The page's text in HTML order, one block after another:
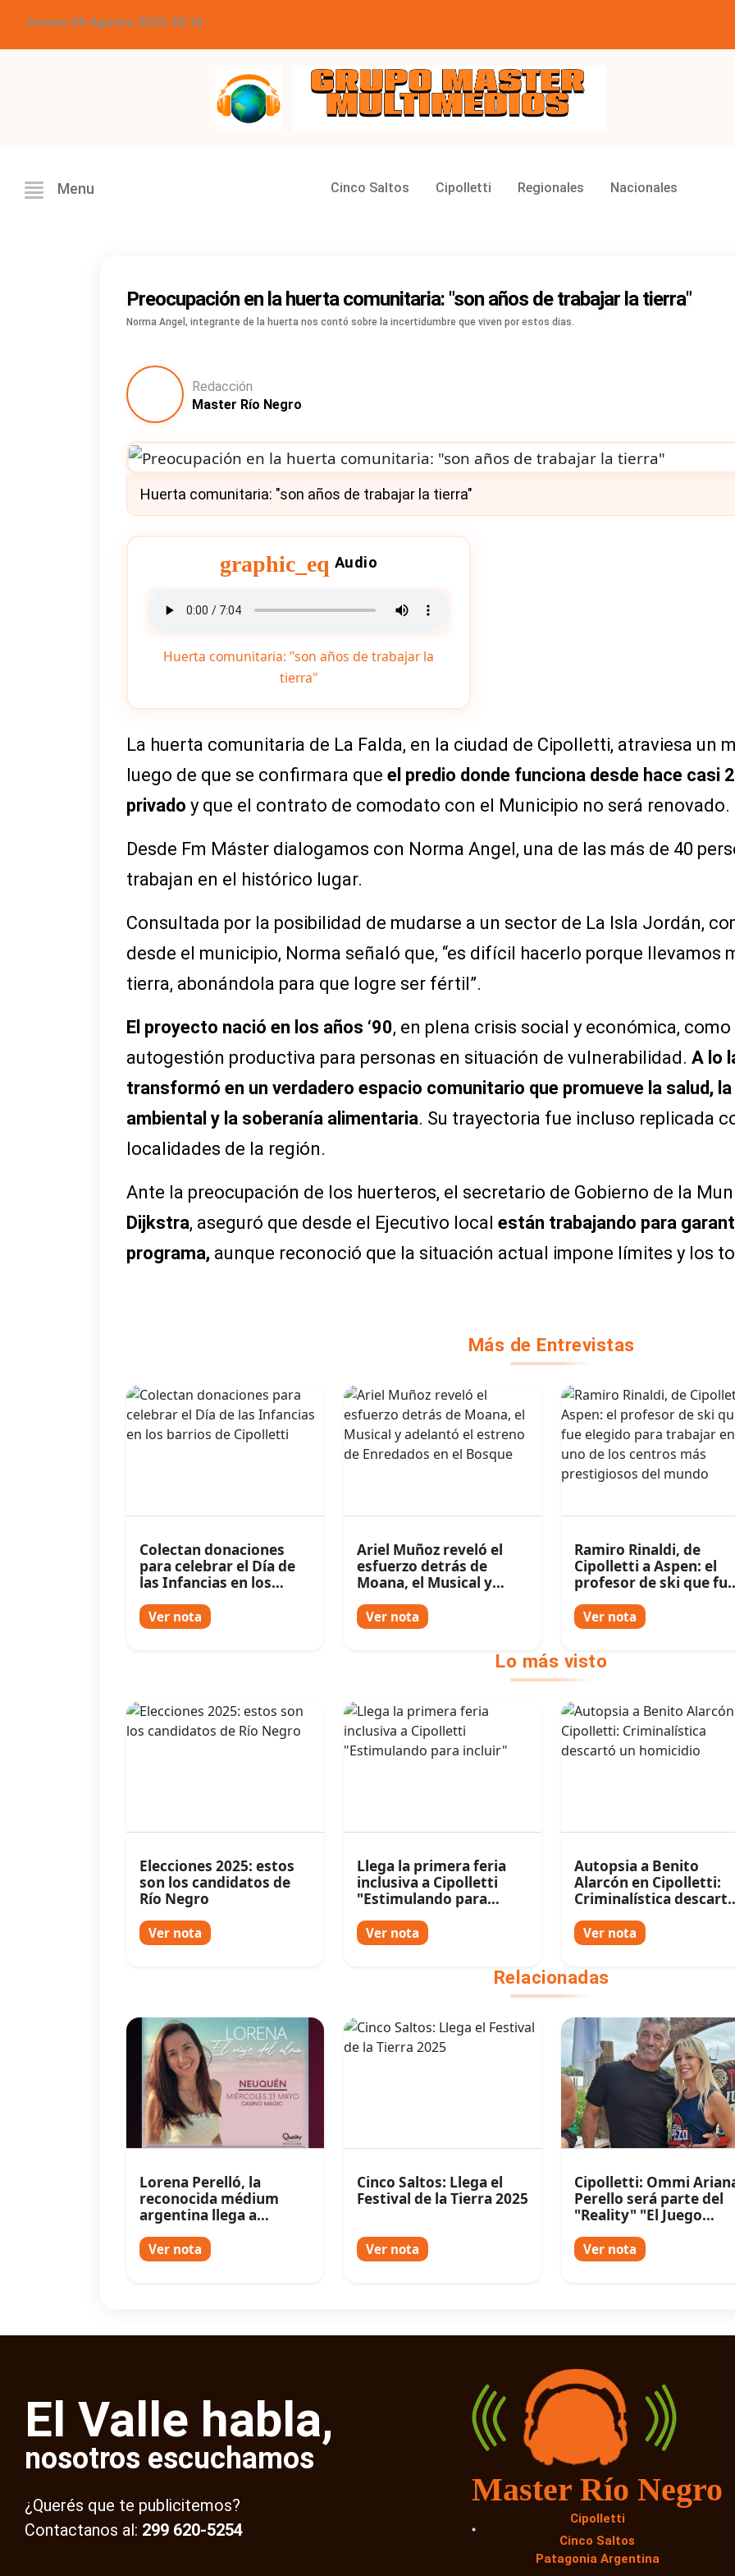
Jueves 06 Agosto 2026 20:16
Grupo Master Multimedios
Menu Cinco Saltos Cipolletti Regionales Nacionales
Preocupación en la huerta comunitaria: "son años de trabajar la tierra"
Norma Angel, integrante de la huerta nos contó sobre la incertidumbre que viven por estos dias.
Redacción
Master Río Negro
Huerta comunitaria: "son años de trabajar la tierra"
graphic_eq Audio
Huerta comunitaria: "son años de trabajar la
tierra"
La huerta comunitaria de La Falda, en la ciudad de Cipolletti, atraviesa un
luego de que se confirmara que el predio donde funciona desde hace casi
privado y que el contrato de comodato con el Municipio no será renovado.
Desde Fm Máster dialogamos con Norma Angel, una de las más de 40
trabajan en el histórico lugar.
Consultada por la posibilidad de mudarse a un sector de La Isla Jordán,
desde el municipio, Norma señaló que, “es difícil hacerlo porque llevamos
tierra, abonándola para que logre ser fértil”.
El proyecto nació en los años ‘90, en plena crisis social y económica,
autogestión productiva para personas en situación de vulnerabilidad. A lo
transformó en un verdadero espacio comunitario que promueve la salud,
ambiental y la soberanía alimentaria. Su trayectoria fue incluso replicada
localidades de la región.
Ante la preocupación de los huerteros, el secretario de Gobierno de la
Dijkstra, aseguró que desde el Ejecutivo local están trabajando para
programa, aunque reconoció que la situación actual impone límites y los
Más de Entrevistas
Colectan donaciones
para celebrar el Día de
las Infancias en los
Ver nota
Ariel Muñoz reveló el
esfuerzo detrás de
Moana, el Musical y
Enredados en el Bosque
Ver nota
Ramiro Rinaldi, de
Cipolletti a Aspen: el
profesor de ski que fue
uno de los centros más
prestigiosos del mundo
Ver nota
Lo más visto
Elecciones 2025: estos
son los candidatos de
Río Negro
Ver nota
Llega la primera feria
inclusiva a Cipolletti
"Estimulando para
Ver nota
Autopsia a Benito
Alarcón en Cipolletti:
Criminalística
Ver nota
Relacionadas
Lorena Perelló, la
reconocida médium
argentina llega a
Ver nota
Cinco Saltos: Llega el
Festival de la Tierra 2025
Ver nota
Cipolletti: Ommi
Perello será parte del
"Reality" "El Juego
Ver nota
El Valle habla,
nosotros escuchamos
¿Querés que te publicitemos?
Contactanos al: 299 620-5254
Master Río Negro
Cipolletti
Cinco Saltos
Patagonia Argentina